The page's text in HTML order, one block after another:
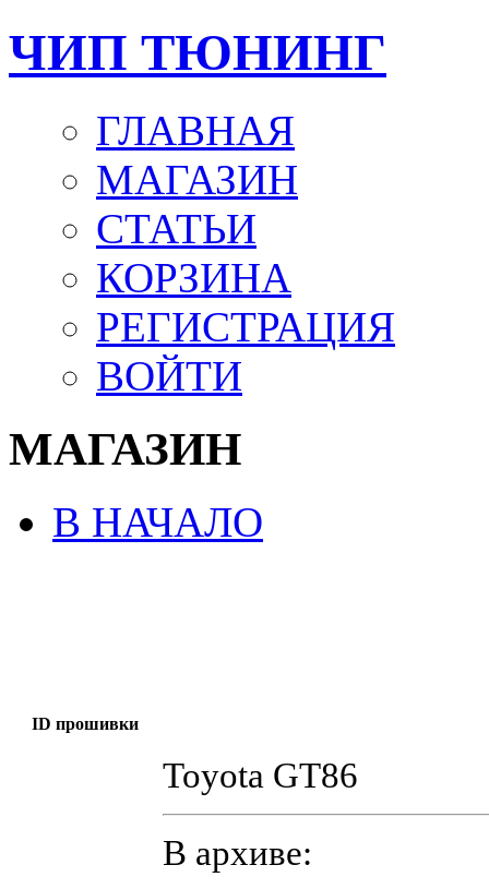
ЧИП ТЮНИНГ
ГЛАВНАЯ
МАГАЗИН
СТАТЬИ
КОРЗИНА
РЕГИСТРАЦИЯ
ВОЙТИ
МАГАЗИН
В НАЧАЛО
ID прошивки
Toyota GT86
В архиве: